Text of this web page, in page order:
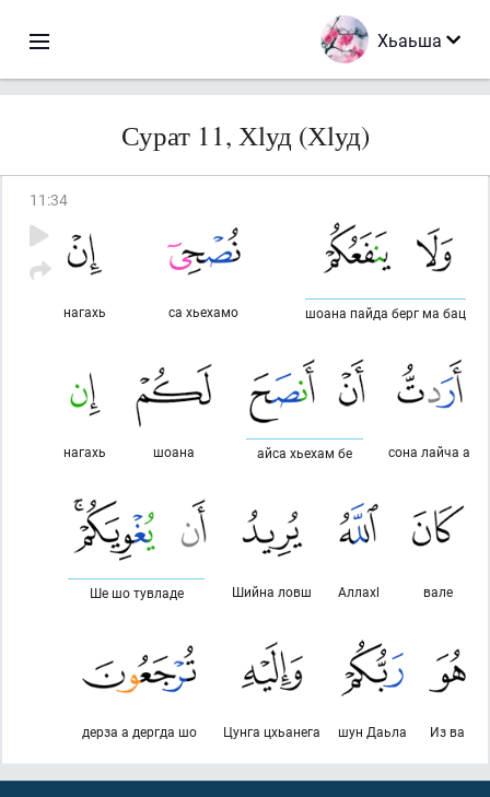
Хьаьша
Сурат 11, Хlуд (Хlуд)
11 :34
шоана пайда берг ма бац
са хьехамо
нагахь
сона лайча а
айса хьехам бе
шоана
нагахь
вале
Аллахl
Шийна ловш
Ше шо тувладе
Из ва
шун Даьла
Цунга цхьанега
дерза а дергда шо